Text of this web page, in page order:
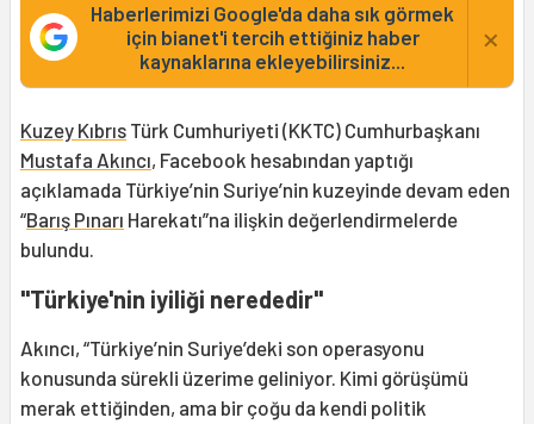
Haberlerimizi Google'da daha sık görmek
için bianet'i tercih ettiğiniz haber
kaynaklarına ekleyebilirsiniz...
×
Kuzey Kıbrıs Türk Cumhuriyeti (KKTC) Cumhurbaşkanı
Mustafa Akıncı, Facebook hesabından yaptığı
açıklamada Türkiye’nin Suriye’nin kuzeyinde devam eden
“Barış Pınarı Harekatı”na ilişkin değerlendirmelerde
bulundu.
"Türkiye'nin iyiliği nerededir"
Akıncı, “Türkiye’nin Suriye’deki son operasyonu
konusunda sürekli üzerime geliniyor. Kimi görüşümü
merak ettiğinden, ama bir çoğu da kendi politik